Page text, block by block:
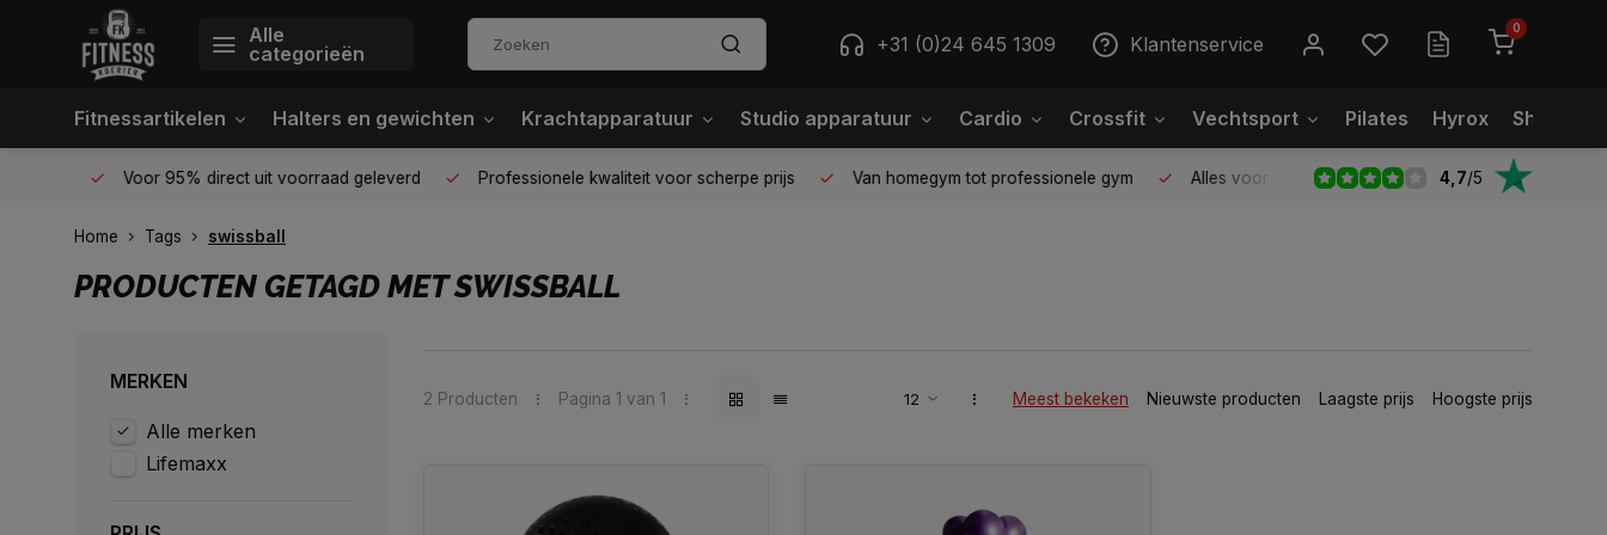
Alle
categorieën
+31 (0)24 645 1309 Klantenservice
0
Fitnessartikelen Halters en gewichten Krachtapparatuur Studio apparatuur Cardio Crossfit Vechtsport Pilates Hyrox
Voor 95% direct uit voorraad geleverd Professionele kwaliteit voor scherpe prijs Van homegym tot professionele gym Alles voor jouw gym op één plek Voor 95%
4,7/5
Home Tags swissball
PRODUCTEN GETAGD MET SWISSBALL
MERKEN
Alle merken
Lifemaxx
2 Producten Pagina 1 van 1 Meest bekeken Nieuwste producten Laagste prijs Hoogste prijs